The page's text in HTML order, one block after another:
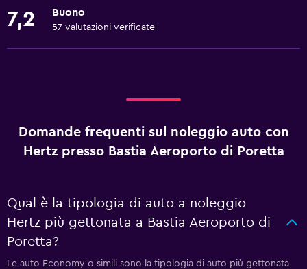
7,2 Buono
57 valutazioni verificate
Domande frequenti sul noleggio auto con
Hertz presso Bastia Aeroporto di Poretta
Qual è la tipologia di auto a noleggio
Hertz più gettonata a Bastia Aeroporto di
Poretta?
Le auto Economy o simili sono la tipologia di auto più gettonata